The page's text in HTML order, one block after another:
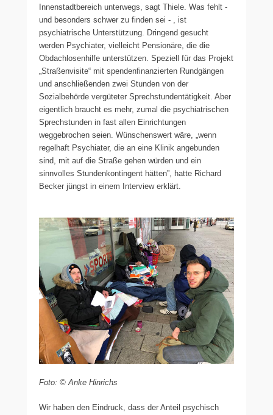
Innenstadtbereich unterwegs, sagt Thiele. Was fehlt -
und besonders schwer zu finden sei - , ist
psychiatrische Unterstützung. Dringend gesucht
werden Psychiater, vielleicht Pensionäre, die die
Obdachlosenhilfe unterstützen. Speziell für das Projekt
„Straßenvisite“ mit spendenfinanzierten Rundgängen
und anschließenden zwei Stunden von der
Sozialbehörde vergüteter Sprechstundentätigkeit. Aber
eigentlich braucht es mehr, zumal die psychiatrischen
Sprechstunden in fast allen Einrichtungen
weggebrochen seien. Wünschenswert wäre, „wenn
regelhaft Psychiater, die an eine Klinik angebunden
sind, mit auf die Straße gehen würden und ein
sinnvolles Stundenkontingent hätten”, hatte Richard
Becker jüngst in einem Interview erklärt.
Foto: © Anke Hinrichs
Wir haben den Eindruck, dass der Anteil psychisch